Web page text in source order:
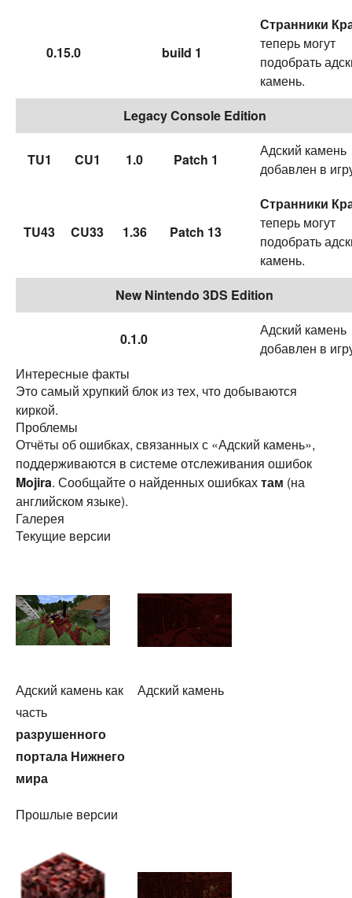
0.15.0 build 1
Странники
теперь могут
подобрать
камень.
Legacy Console Edition
TU1 CU1 1.0 Patch 1
Адский камень
добавлен в
TU43 CU33 1.36 Patch 13
Странники
теперь могут
подобрать
камень.
New Nintendo 3DS Edition
0.1.0
Адский камень
добавлен в
Интересные факты
Это самый хрупкий блок из тех, что добываются
киркой.
Проблемы
Отчёты об ошибках, связанных с «Адский камень»,
поддерживаются в системе отслеживания ошибок
Mojira. Сообщайте о найденных ошибкахтам (на
английском языке).
Галерея
Текущие версии
Адский камень как
часть
разрушенного
портала Нижнего
мира
Адский камень
Прошлые версии